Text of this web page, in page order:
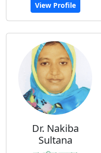
View Profile
Dr. Nakiba
Sultana